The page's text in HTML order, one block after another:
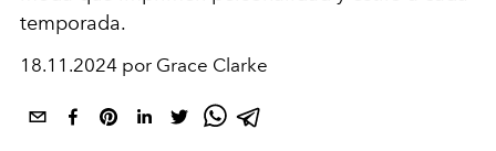
temporada.
18.11.2024 por Grace Clarke